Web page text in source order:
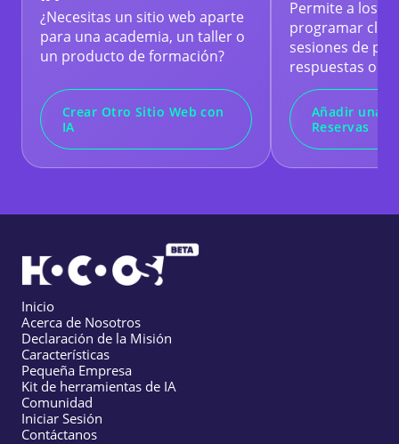
¿Necesitas un sitio web aparte
para una academia, un taller o
un producto de formación?
Crear Otro Sitio Web con
IA
Permite a los
programar
sesiones de
respuestas o
Añadir una
Reservas
Inicio
Acerca de Nosotros
Declaración de la Misión
Características
Pequeña Empresa
Kit de herramientas de IA
Comunidad
Iniciar Sesión
Contáctanos